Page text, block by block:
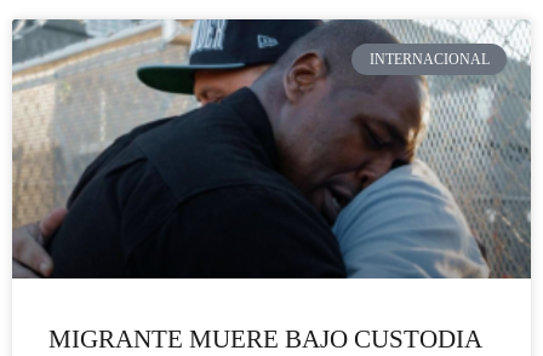
INTERNACIONAL
MIGRANTE MUERE BAJO CUSTODIA